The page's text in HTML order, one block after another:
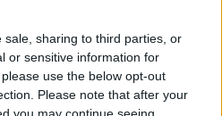
sale, sharing to third parties, or
or sensitive information for
use the below opt-out
Please note that after your
you may continue seeing
SÁM 7-8/2026